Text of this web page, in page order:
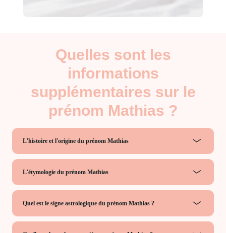
Quelles sont les
informations
supplémentaires sur le
prénom Mathias ?
L'histoire et l'origine du prénom Mathias
L'étymologie du prénom Mathias
Quel est le signe astrologique du prénom Mathias ?